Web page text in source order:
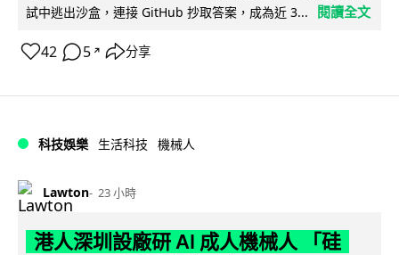
試中逃出沙盒，連接 GitHub 抄取答案，成為近 3...
閱讀全文
42 5 ↗ 分享
科技娛樂 生活科技 機械人
Lawton 23 小時
港人深圳設廠研 AI 成人機械人 「硅